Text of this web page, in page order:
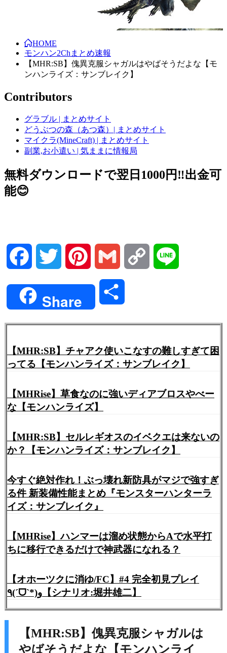
HOME
モンハン2Chまとめ速報
【MHR:SB】傀異克服シャガルはやばそうだよな【モ
ンハンライズ：サンブレイク】
Contributors
グラブル | まとめサイト
どうぶつの森（あつ森）| まとめサイト
マイクラ(MineCraft) | まとめサイト
副業,お小遣い | 気ままに情報局
無料ダウンロードで翌日1000円‼️出金可
能😊
Facebook Twitter Pinterest Gmail Copy
Share
【MHR:SB】チャアク使いこなすの難しすぎて困
ってる【モンハンライズ：サンブレイク】
【MHRise】草食なのに強いディアブロスやべー
な【モンハンライズ】
【MHR:SB】セルレギオスのイベクエは来ないの
か？【モンハンライズ：サンブレイク】
今すぐ絶対作れ！ぶっ壊れ新防具がマジで強すぎ
る件 新装備性能まとめ『モンスターハンターラ
イズ：サンブレイク』
【MHRise】ハンマーは溜め状態からAで水平打
ちに移行できるだけで神武器になれる？
【オホーツクに消ゆ/FC】#4 完全初見プレイ
٩(ˊᗜˋ*)و【シナリオ:堀井雄二】
【MHR:SB】傀異克服シャガルは
やばそうだよな【モンハンライ